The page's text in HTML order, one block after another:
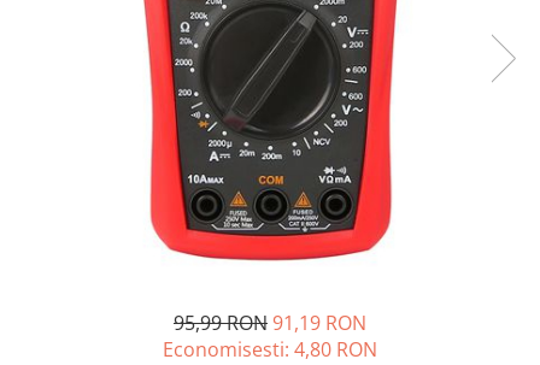
Acumulatori de stocare
Componente sisteme de balcon
95,99 RON91,19 RON
Economisesti: 4,80 RON